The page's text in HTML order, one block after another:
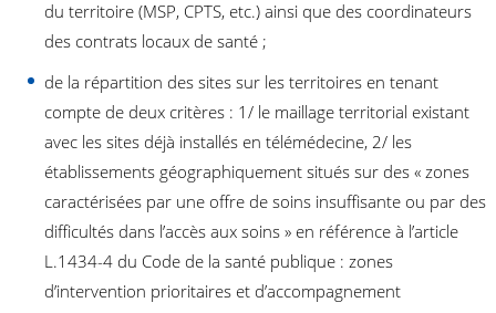
du territoire (MSP, CPTS, etc.) ainsi que des coordinateurs
des contrats locaux de santé ;
de la répartition des sites sur les territoires en tenant
compte de deux critères : 1/ le maillage territorial existant
avec les sites déjà installés en télémédecine, 2/ les
établissements géographiquement situés sur des « zones
caractérisées par une offre de soins insuffisante ou par des
difficultés dans l’accès aux soins » en référence à l’article
L.1434-4 du Code de la santé publique : zones
d’intervention prioritaires et d’accompagnement